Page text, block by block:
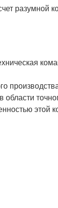
разумной
этой